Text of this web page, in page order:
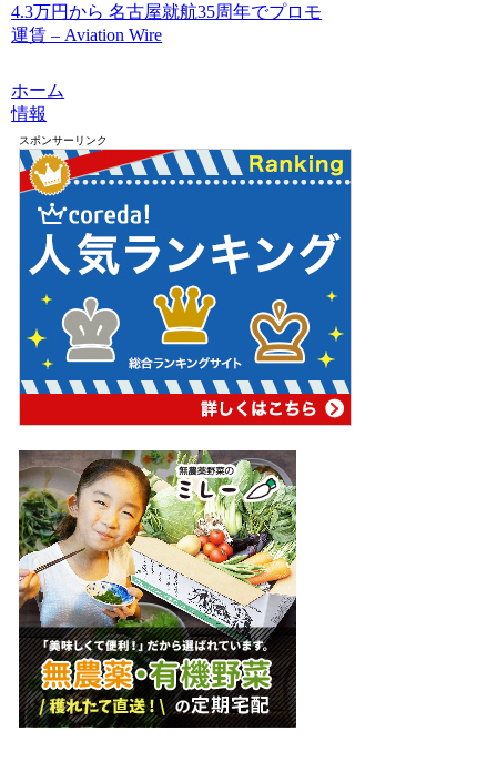
4.3万円から 名古屋就航35周年でプロモ
運賃 – Aviation Wire
ホーム
情報
スポンサーリンク